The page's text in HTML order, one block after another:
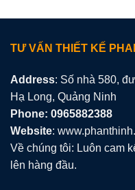
TƯ VẤN THIẾT KẾ
Address: Số nhà 580,
Hạ Long, Quảng Ninh
Phone: 0965882388
Website:
Về chúng tôi: Luôn cam
lên hàng đầu.